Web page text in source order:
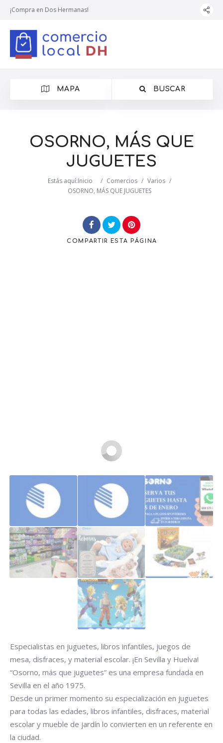
¡Compra en Dos Hermanas!
MAPA BUSCAR
OSORNO, MÁS QUE
JUGUETES
Estás aquí:Inicio / Comercios / Varios /
OSORNO, MÁS QUE JUGUETES
COMPARTIR ESTA PÁGINA
Especialistas en juguetes, libros infantiles, juegos de
mesa, disfraces, y material escolar. ¡En Sevilla y Huelva!
“Osorno, más que juguetes” es una empresa fundada en
Sevilla en el año 1975.
Desde un primer momento su especialización en juguetes
para todas las edades, libros infantiles, disfraces, material
escolar y mueble de jardín lo convierten en un referente en
la ciudad.